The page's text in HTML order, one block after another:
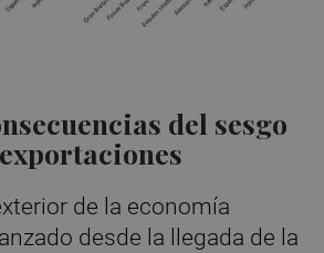
del sesgo
de la economía
desde la llegada de la